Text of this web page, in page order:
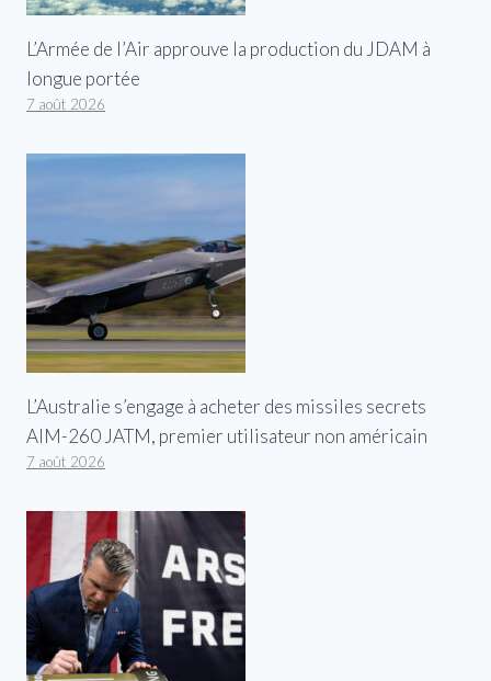
L’Armée de l’Air approuve la production du JDAM à
longue portée
7 août 2026
L’Australie s’engage à acheter des missiles secrets
AIM-260 JATM, premier utilisateur non américain
7 août 2026